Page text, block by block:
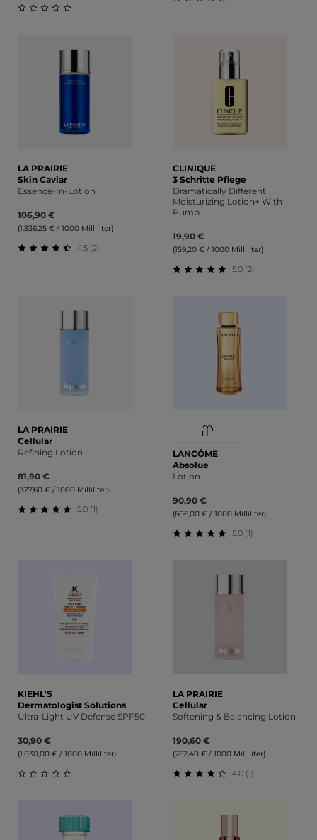
LA PRAIRIE
Skin Caviar
Essence-In-Lotion
106,90 €
(1.336,25 € / 1000 Milliliter)
Durchschnittliche Bewertung von 4.5 von 5 Sternen
4.5 (2)
CLINIQUE
3 Schritte Pflege
Dramatically Different
Moisturizing Lotion+ With
Pump
19,90 €
(159,20 € / 1000 Milliliter)
5.0 (2)
LA PRAIRIE
Cellular
Refining Lotion
81,90 €
(327,60 € / 1000 Milliliter)
Durchschnittliche Bewertung von 5 von 5 Sternen
5.0 (1)
LANCÔME
Absolue
Lotion
90,90 €
(606,00 € / 1000 Milliliter)
5.0 (1)
KIEHL'S
Dermatologist Solutions
Ultra-Light UV Defense SPF50
30,90 €
(1.030,00 € / 1000 Milliliter)
LA PRAIRIE
Cellular
Softening & Balancing Lotion
190,60 €
(762,40 € / 1000 Milliliter)
4.0 (1)